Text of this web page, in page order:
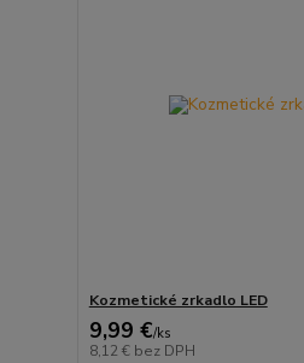
Kozmetické zrkadlo LED
9,99 €/ks
8,12 € bez DPH